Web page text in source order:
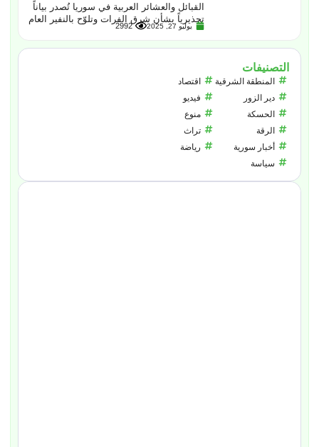
القبائل والعشائر العربية في سوريا تُصدر بياناً
تحذيرياً بشأن شرق الفرات وتلوّح بالنفير العام
يوليو 27, 2025 2992
التصنيفات
المنطقة الشرقية
دير الزور
الحسكة
الرقة
أخبار سورية
سياسة
اقتصاد
فيديو
منوع
تراث
رياضة